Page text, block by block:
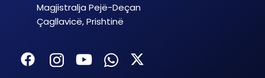
Magjistralja Pejë-Deçan
Çagllavicë, Prishtinë